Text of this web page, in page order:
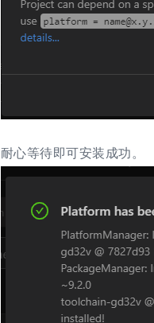
耐心等待即可安装成功。